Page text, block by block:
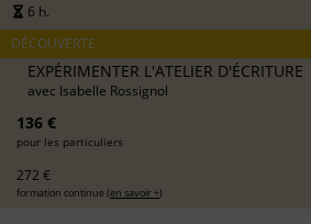
6 h.
DÉCOUVERTE
EXPÉRIMENTER L'ATELIER D'ÉCRITURE
avec Isabelle Rossignol
136 €
pour les particuliers
272 €
formation continue (en savoir +)